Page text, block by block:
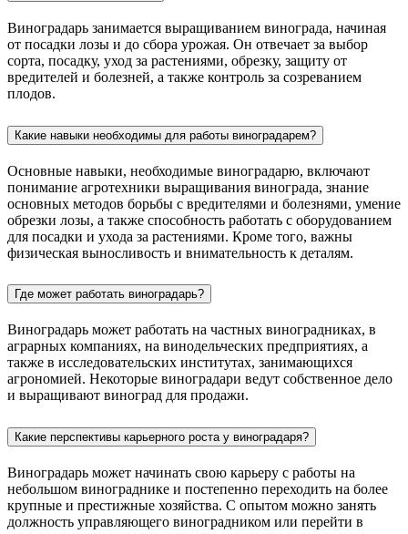
Виноградарь занимается выращиванием винограда, начиная
от посадки лозы и до сбора урожая. Он отвечает за выбор
сорта, посадку, уход за растениями, обрезку, защиту от
вредителей и болезней, а также контроль за созреванием
плодов.
Какие навыки необходимы для работы виноградарем?
Основные навыки, необходимые виноградарю, включают
понимание агротехники выращивания винограда, знание
основных методов борьбы с вредителями и болезнями, умение
обрезки лозы, а также способность работать с оборудованием
для посадки и ухода за растениями. Кроме того, важны
физическая выносливость и внимательность к деталям.
Где может работать виноградарь?
Виноградарь может работать на частных виноградниках, в
аграрных компаниях, на винодельческих предприятиях, а
также в исследовательских институтах, занимающихся
агрономией. Некоторые виноградари ведут собственное дело
и выращивают виноград для продажи.
Какие перспективы карьерного роста у виноградаря?
Виноградарь может начинать свою карьеру с работы на
небольшом винограднике и постепенно переходить на более
крупные и престижные хозяйства. С опытом можно занять
должность управляющего виноградником или перейти в